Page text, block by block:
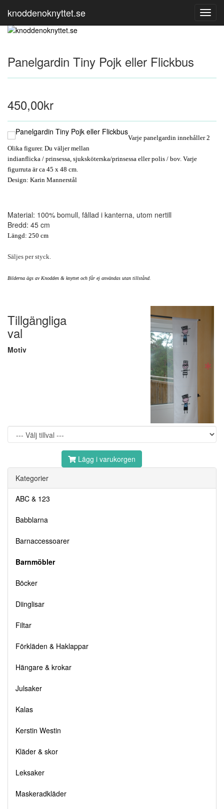
knoddenoknyttet.se
Panelgardin Tiny Pojk eller Flickbus
450,00kr
Varje panelgardin innehåller 2
Olika figurer. Du väljer mellan
indianflicka / prinsessa, sjuksköterska/prinsessa eller polis / bov. Varje
figurruta är ca 45 x 48 cm.
Design: Karin Mannerstål
Material: 100% bomull, fållad i kanterna, utom nertill
Bredd: 45 cm
Längd: 250 cm
Säljes per styck.
Bilderna ägs av Knodden & knyttet och får ej användas utan tillstånd.
Tillgängliga
val
Motiv
Lägg i varukorgen
Kategorier
ABC & 123
Babblarna
Barnaccessoarer
Barnmöbler
Böcker
Diinglisar
Filtar
Förkläden & Haklappar
Hängare & krokar
Julsaker
Kalas
Kerstin Westin
Kläder & skor
Leksaker
Maskeradkläder